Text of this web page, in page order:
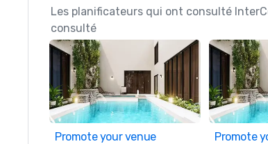
Les planificateurs qui ont consulté
consulté
Promote your venue Promote